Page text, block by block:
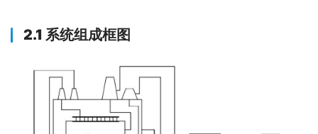
2.1 系统组成框图